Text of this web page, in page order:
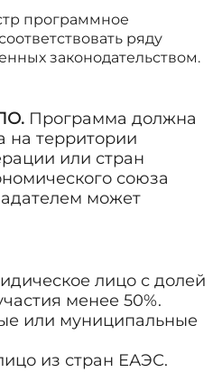
программное
ряду
законодательством.
Программа должна
на территории
или стран
союза
может
лицо с долей
менее 50%.
или муниципальные
из стран ЕАЭС.